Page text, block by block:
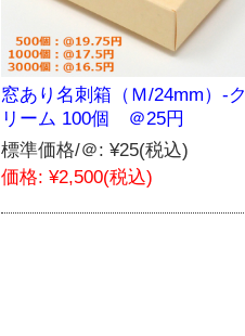
窓あり名刺箱（Ｍ/24mm）-ク
リーム 100個 ＠25円
標準価格/＠: ¥25(税込)
価格: ¥2,500(税込)